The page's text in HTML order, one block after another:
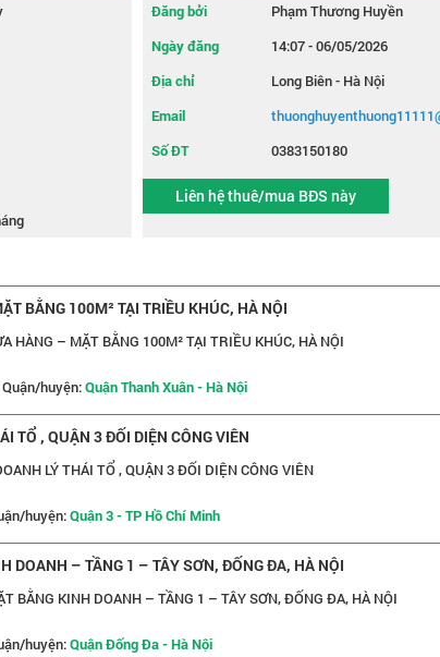
Đăng bởi
Phạm Thương Huyền
Ngày đăng
14:07 - 06/05/2026
Địa chỉ
Long Biên - Hà Nội
Email
Số ĐT
0383150180
Liên hệ thuê/mua BĐS này
BẰNG 100M² TẠI TRIỀU KHÚC, HÀ NỘI
HÀNG – MẶT BẰNG 100M² TẠI TRIỀU KHÚC, HÀ NỘI
Quận/huyện:Quận Thanh Xuân - Hà Nội
TỔ , QUẬN 3 ĐỐI DIỆN CÔNG VIÊN
SHARE MẶT BẰNG KINH DOANH LÝ THÁI TỔ , QUẬN 3 ĐỐI DIỆN CÔNG VIÊN
huyện:Quận 3 - TP Hồ Chí Minh
DOANH – TẦNG 1 – TÂY SƠN, ĐỐNG ĐA, HÀ NỘI
BẰNG KINH DOANH – TẦNG 1 – TÂY SƠN, ĐỐNG ĐA, HÀ NỘI
huyện:Quận Đống Đa - Hà Nội